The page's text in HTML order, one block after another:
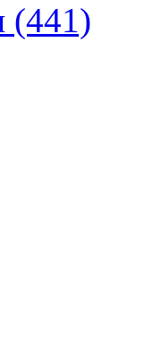
(441)